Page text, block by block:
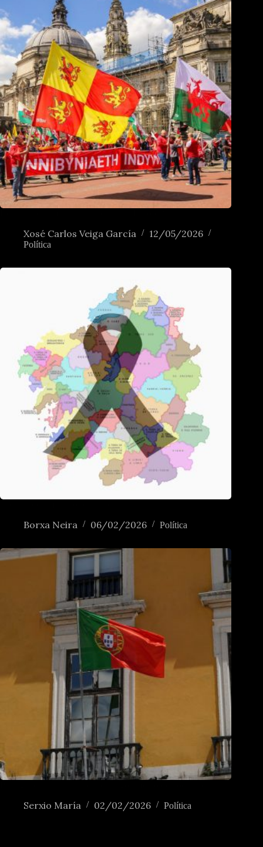
Xosé Carlos Veiga García 12/05/2026
Política
Borxa Neira 06/02/2026 Política
Serxio María 02/02/2026 Política